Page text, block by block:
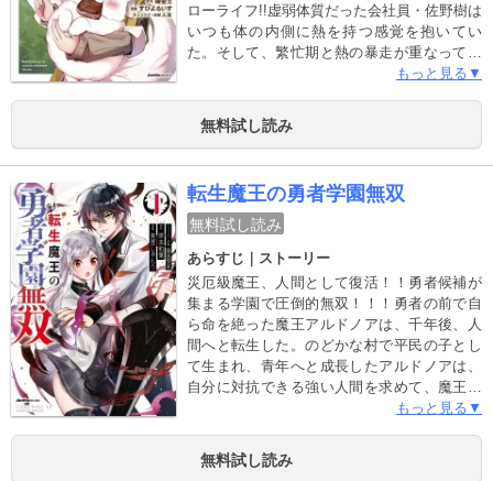
ローライフ!!虚弱体質だった会社員・佐野樹は
いつも体の内側に熱を持つ感覚を抱いてい
た。そして、繁忙期と熱の暴走が重なって倒
れてしまう。すると女神様が現れ、彼に伝え
は魔力で、魔力のない世界で魔力を持って生
まれてしまったのだと……。女神様の力で願
て、授かった卵から生まれた伝説の魔獣を相
棒に、冒険者として第二の人生を歩み始め
る……！美味しいごはん、かわいいモフモフ
との、楽しい冒険者ライフが幕開け!!
もっと見る▼
無料試し読み
転生魔王の勇者学園無双
無料試し読み
あらすじ｜ストーリー
災厄級魔王、人間として復活！！勇者候補が
集まる学園で圧倒的無双！！！勇者の前で自
ら命を絶った魔王アルドノアは、千年後、人
間へと転生した。のどかな村で平民の子とし
て生まれ、青年へと成長したアルドノアは、
自分に対抗できる強い人間を求めて、魔王を
追って転生した元部下と共に勇者学園への入
るアルドノアであったが、次第にその圧倒的
は力が明らかになっていく……。元最強魔王
もっと見る▼
無料試し読み